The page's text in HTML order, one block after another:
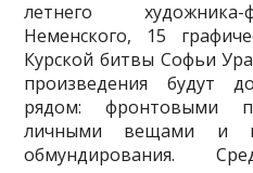
летнего
Неменского, 15
Курской битвы Софьи
произведения будут
рядом: фронтовыми
личными вещами и
обмундирования.